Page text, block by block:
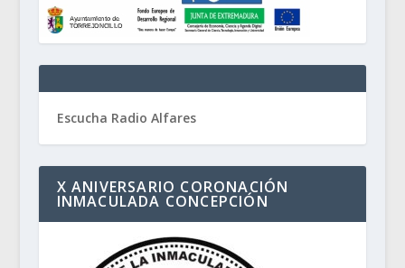
Escucha Radio Alfares
X ANIVERSARIO CORONACIÓN
INMACULADA CONCEPCIÓN